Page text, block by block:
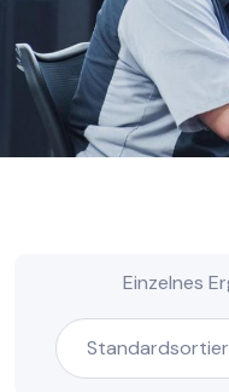
Einzelnes